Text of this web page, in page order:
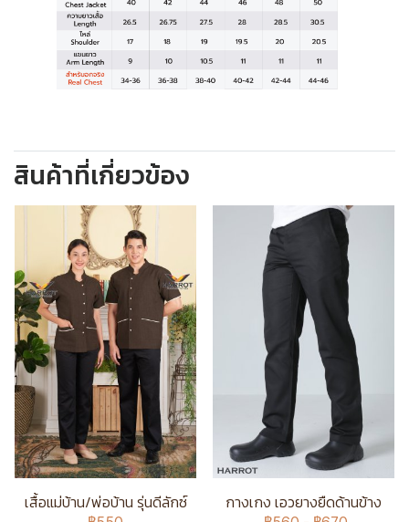
สินค้าที่เกี่ยวข้อง
เสื้อแม่บ้าน/พ่อบ้าน รุ่นดีลักซ์ กางเกง เอวยางยืดด้านข้าง